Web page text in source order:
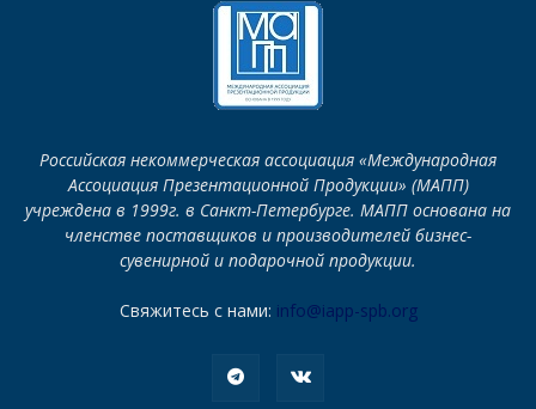
Российская некоммерческая ассоциация «Международная
Ассоциация Презентационной Продукции» (МАПП)
учреждена в 1999г. в Санкт-Петербурге. МАПП основана на
членстве поставщиков и производителей бизнес-
сувенирной и подарочной продукции.
Свяжитесь с нами: info@iapp-spb.org